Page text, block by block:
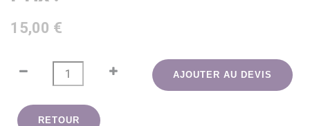
15,00 €
AJOUTER AU DEVIS
RETOUR